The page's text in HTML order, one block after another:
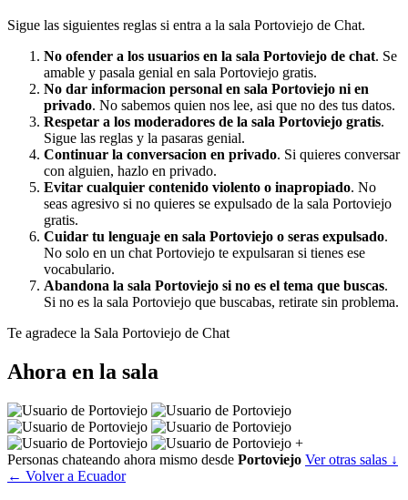
Sigue las siguientes reglas si entra a la sala Portoviejo de Chat.
No ofender a los usuarios en la sala Portoviejo de chat. Se
amable y pasala genial en sala Portoviejo gratis.
No dar informacion personal en sala Portoviejo ni en
privado. No sabemos quien nos lee, asi que no des tus datos.
Respetar a los moderadores de la sala Portoviejo gratis.
Sigue las reglas y la pasaras genial.
Continuar la conversacion en privado. Si quieres conversar
con alguien, hazlo en privado.
Evitar cualquier contenido violento o inapropiado. No
seas agresivo si no quieres se expulsado de la sala Portoviejo
gratis.
Cuidar tu lenguaje en sala Portoviejo o seras expulsado.
No solo en un chat Portoviejo te expulsaran si tienes ese
vocabulario.
Abandona la sala Portoviejo si no es el tema que buscas.
Si no es la sala Portoviejo que buscabas, retirate sin problema.
Te agradece la Sala Portoviejo de Chat
Ahora en la sala
+
Personas chateando ahora mismo desde Portoviejo Ver otras salas ↓
← Volver a Ecuador